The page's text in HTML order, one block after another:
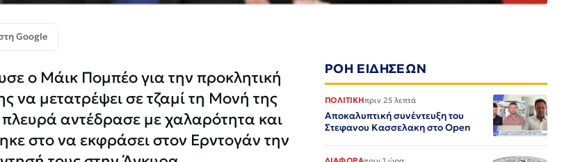
Google
ο Μάικ Πομπέο για την προκλητική
να μετατρέψει σε τζαμί τη Μονή της
αντέδρασε με χαλαρότητα και
στο να εκφράσει στον Ερντογάν την
ΡΟΗ ΕΙΔΗΣΕΩΝ
ΠΟΛΙΤΙΚΗπριν 25 λεπτά
Αποκαλυπτική συνέντευξη του
Στεφανου Κασσελακη στο Open